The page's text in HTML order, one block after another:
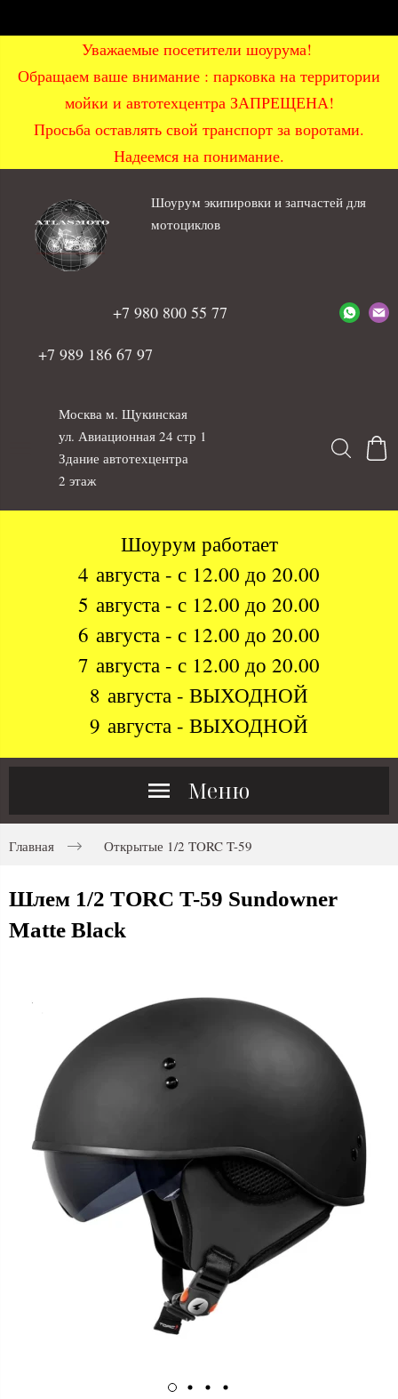
Уважаемые посетители шоурума!
Обращаем ваше внимание : парковка на территории
мойки и автотехцентра ЗАПРЕЩЕНА!
Просьба оставлять свой транспорт за воротами.
Надеемся на понимание.
Шоурум экипировки и запчастей для
мотоциклов
+7 980 800 55 77
+7 989 186 67 97
Москва м. Щукинская
ул. Авиационная 24 стр 1
Здание автотехцентра
2 этаж
Шоурум работает
4 августа - с 12.00 до 20.00
5 августа - с 12.00 до 20.00
6 августа - с 12.00 до 20.00
7 августа - с 12.00 до 20.00
8 августа - ВЫХОДНОЙ
9 августа - ВЫХОДНОЙ
Меню
Главная Открытые 1/2 TORC T-59
Шлем 1/2 TORC T-59 Sundowner
Matte Black